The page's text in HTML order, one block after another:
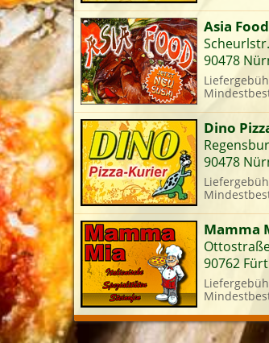
Asia Food
90478
Dino
90478
Mamma
90762